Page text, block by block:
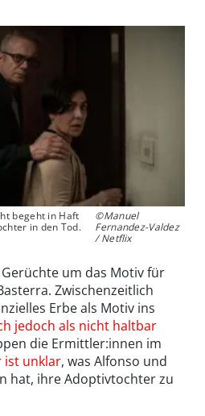
begeht in Haft
in den Tod.
©Manuel
Fernandez-Valdez
/ Netflix
um das Motiv für
Zwischenzeitlich
Erbe als Motiv ins
jedoch als nicht haltbar
die Ermittler:innen im
ist unklar, was Alfonso und
hat, ihre Adoptivtochter zu